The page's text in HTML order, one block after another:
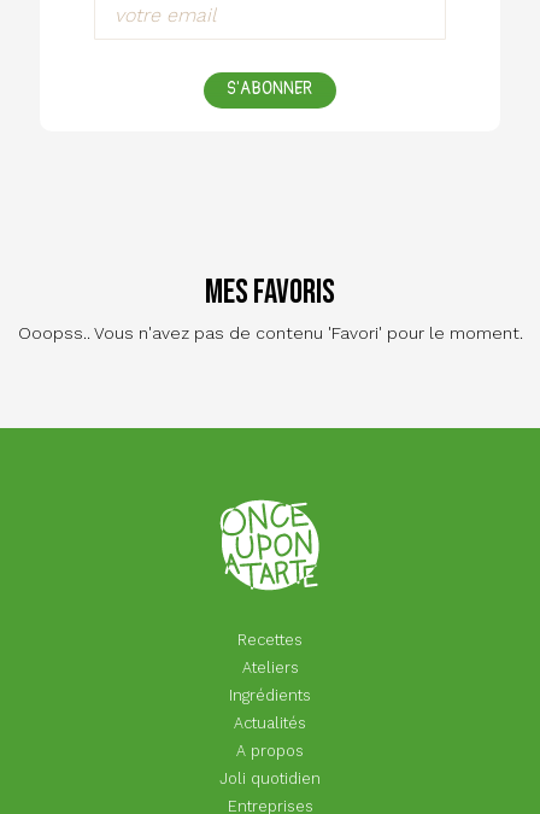
S'ABONNER
Mes favoris
Ooopss.. Vous n'avez pas de contenu 'Favori' pour le moment.
Recettes
Ateliers
Ingrédients
Actualités
A propos
Joli quotidien
Entreprises